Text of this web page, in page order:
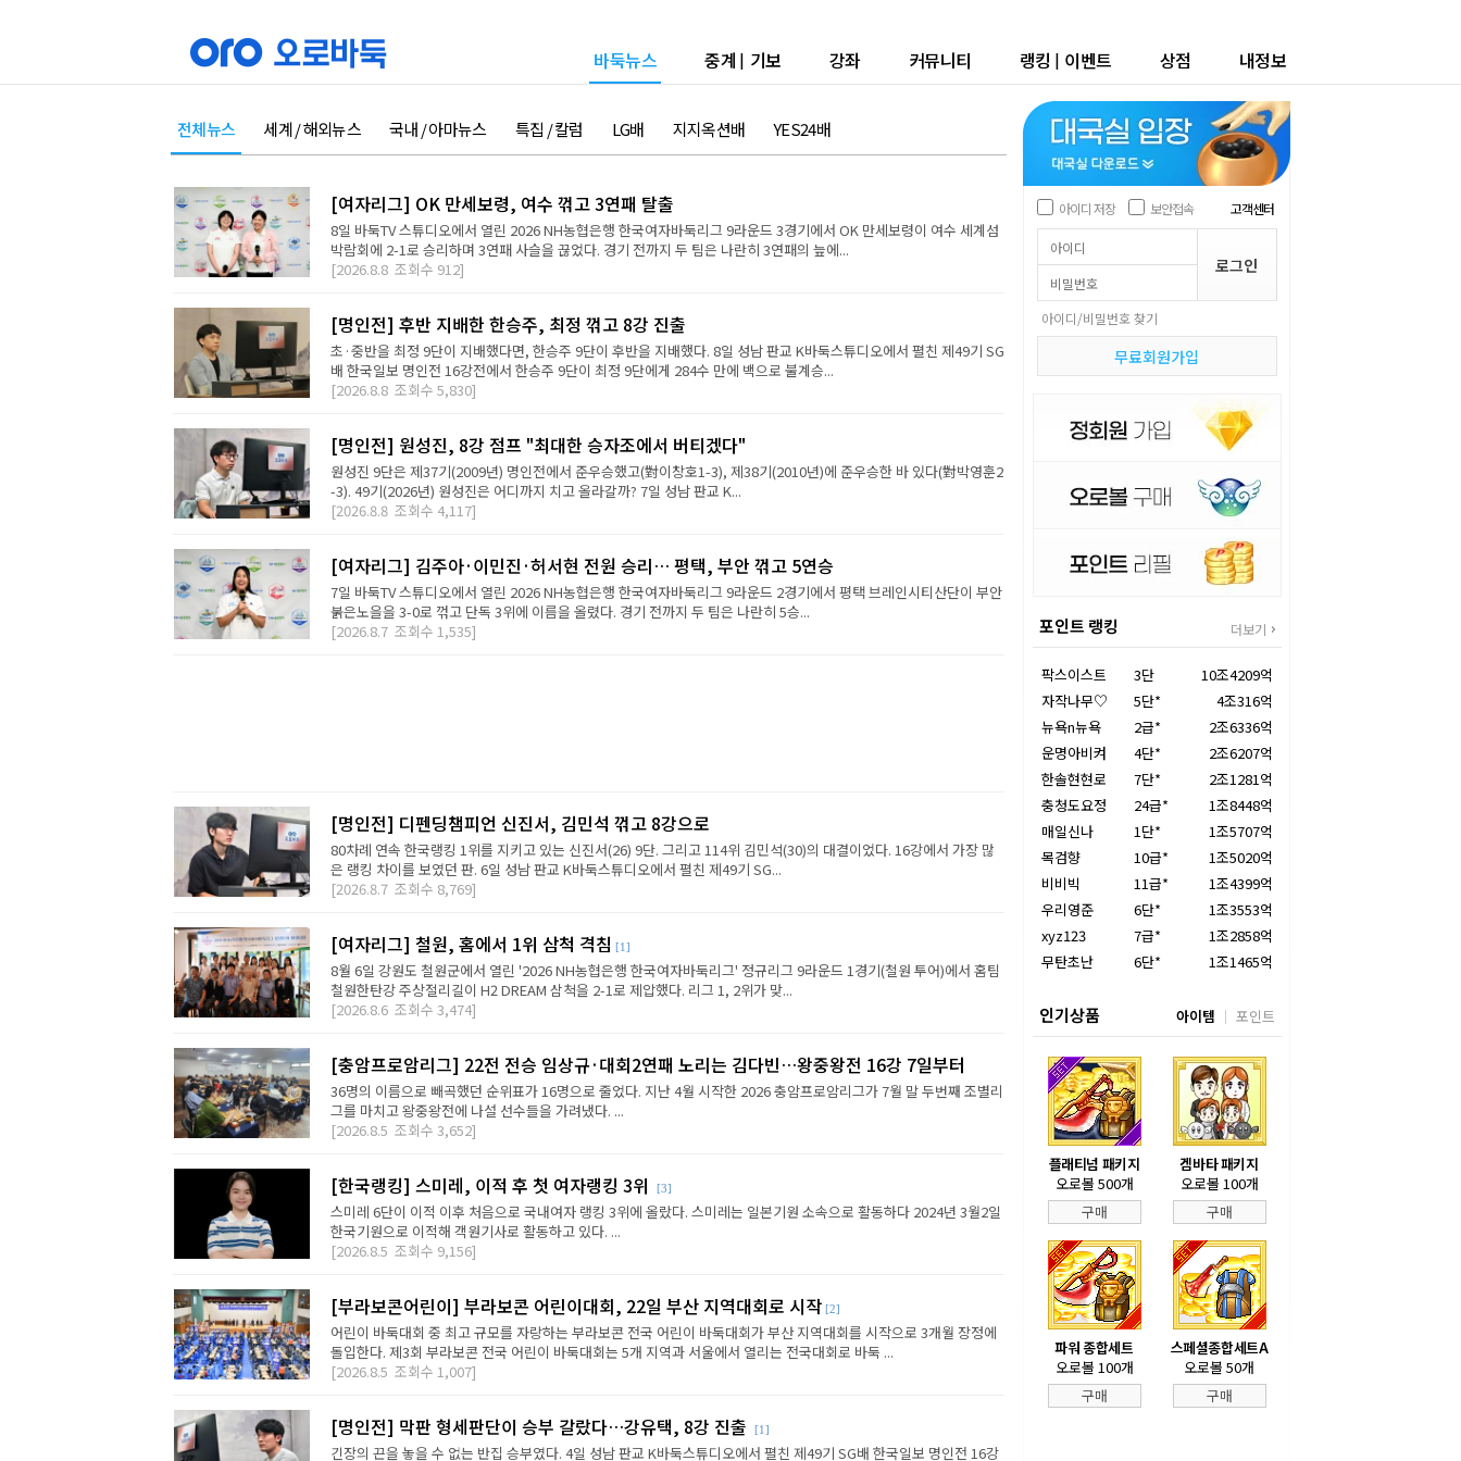
바둑뉴스 중계 | 기보 강좌 커뮤니티 랭킹 | 이벤트 상점 내정보
전체뉴스 세계 / 해외뉴스 국내 / 아마뉴스 특집 / 칼럼 LG배 지지옥션배 YES24배
[여자리그] OK 만세보령, 여수 꺾고 3연패 탈출
8일 바둑TV 스튜디오에서 열린 2026 NH농협은행 한국여자바둑리그 9라운드 3경기에서 OK 만세보령이 여수 세계섬
박람회에 2-1로 승리하며 3연패 사슬을 끊었다. 경기 전까지 두 팀은 나란히 3연패의 늪에...
[2026.8.8 조회수 912]
[명인전] 후반 지배한 한승주, 최정 꺾고 8강 진출
초·중반을 최정 9단이 지배했다면, 한승주 9단이 후반을 지배했다. 8일 성남 판교 K바둑스튜디오에서 펼친 제49기 SG
배 한국일보 명인전 16강전에서 한승주 9단이 최정 9단에게 284수 만에 백으로 불계승...
[2026.8.8 조회수 5,830]
[명인전] 원성진, 8강 점프 "최대한 승자조에서 버티겠다"
원성진 9단은 제37기(2009년) 명인전에서 준우승했고(對이창호1-3), 제38기(2010년)에 준우승한 바 있다(對박영훈2
-3). 49기(2026년) 원성진은 어디까지 치고 올라갈까? 7일 성남 판교 K...
[2026.8.8 조회수 4,117]
[여자리그] 김주아·이민진·허서현 전원 승리… 평택, 부안 꺾고 5연승
7일 바둑TV 스튜디오에서 열린 2026 NH농협은행 한국여자바둑리그 9라운드 2경기에서 평택 브레인시티산단이 부안
붉은노을을 3-0로 꺾고 단독 3위에 이름을 올렸다. 경기 전까지 두 팀은 나란히 5승...
[2026.8.7 조회수 1,535]
[명인전] 디펜딩챔피언 신진서, 김민석 꺾고 8강으로
80차례 연속 한국랭킹 1위를 지키고 있는 신진서(26) 9단. 그리고 114위 김민석(30)의 대결이었다. 16강에서 가장 많
은 랭킹 차이를 보였던 판. 6일 성남 판교 K바둑스튜디오에서 펼친 제49기 SG...
[2026.8.7 조회수 8,769]
[여자리그] 철원, 홈에서 1위 삼척 격침 [1]
8월 6일 강원도 철원군에서 열린 '2026 NH농협은행 한국여자바둑리그' 정규리그 9라운드 1경기(철원 투어)에서 홈팀
철원한탄강 주상절리길이 H2 DREAM 삼척을 2-1로 제압했다. 리그 1, 2위가 맞...
[2026.8.6 조회수 3,474]
[충암프로암리그] 22전 전승 임상규·대회2연패 노리는 김다빈…왕중왕전 16강 7일부터
36명의 이름으로 빼곡했던 순위표가 16명으로 줄었다. 지난 4월 시작한 2026 충암프로암리그가 7월 말 두번째 조별리
그를 마치고 왕중왕전에 나설 선수들을 가려냈다. ...
[2026.8.5 조회수 3,652]
[한국랭킹] 스미레, 이적 후 첫 여자랭킹 3위 [3]
스미레 6단이 이적 이후 처음으로 국내여자 랭킹 3위에 올랐다. 스미레는 일본기원 소속으로 활동하다 2024년 3월2일
한국기원으로 이적해 객원기사로 활동하고 있다. ...
[2026.8.5 조회수 9,156]
[부라보콘어린이] 부라보콘 어린이대회, 22일 부산 지역대회로 시작 [2]
어린이 바둑대회 중 최고 규모를 자랑하는 부라보콘 전국 어린이 바둑대회가 부산 지역대회를 시작으로 3개월 장정에
돌입한다. 제3회 부라보콘 전국 어린이 바둑대회는 5개 지역과 서울에서 열리는 전국대회로 바둑 ...
[2026.8.5 조회수 1,007]
[명인전] 막판 형세판단이 승부 갈랐다…강유택, 8강 진출 [1]
긴장의 끈을 놓을 수 없는 반집 승부였다. 4일 성남 판교 K바둑스튜디오에서 펼친 제49기 SG배 한국일보 명인전 16강
아이디 저장 보안접속 고객센터
아이디/비밀번호 찾기
무료회원가입
포인트 랭킹 더보기
팍스이스트 3단
10조4209억
자작나무♡
5단*
4조316억
뉴욕n뉴욕
2급*
2조6336억
운명아비켜
4단*
2조6207억
한솔현현로
7단*
2조1281억
충청도요정
24급*
1조8448억
매일신나
1단*
1조5707억
목검향
10급*
1조5020억
비비빅
11급*
1조4399억
우리영준
6단*
1조3553억
xyz123
7급*
1조2858억
무탄초난
6단* 1조1465억
인기상품 아이템 포인트
플래티넘 패키지
오로볼 500개
구매
겜바타 패키지
오로볼 100개
구매
파워 종합세트
오로볼 100개
구매
스페셜종합세트A
오로볼 50개
구매